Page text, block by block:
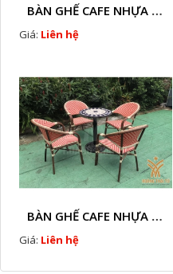
BÀN GHẾ CAFE NHỰA GIÃ MÂY HTT - L32
Giá: Liên hệ
BÀN GHẾ CAFE NHỰA GIẢ MÂY HTT - L112
Giá: Liên hệ